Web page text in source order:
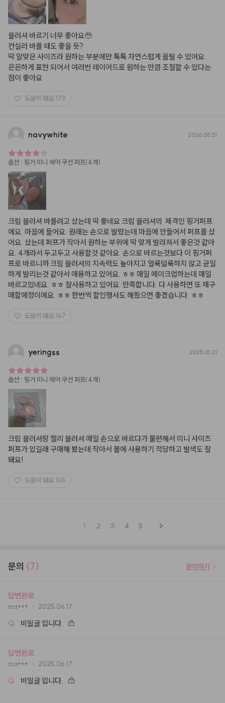
블러셔 바르기 너무 좋아요🥹
컨실러 바를 때도 좋을 듯?
딱 알맞은 사이즈라 원하는 부분에만 톡톡 자연스럽게 올릴 수 있어요
은은하게 표현 되어서 여러번 레이어드로 원하는 만큼 조절할 수 있다는
점이 좋아요
도움이 돼요 179
navywhite 2026.05.31
옵션 : 핑거 미니 에어 쿠션 퍼프(4개)
크림 블러셔 바를려고 샀는데 딱 좋네요 크림 블러셔의  제격인 핑거퍼프
에요. 마음에 들어요. 원래는 손으로 발랐는데 마음에 안들어서 퍼프를 샀
어요. 샀는데 퍼프가 작아서 원하는 부위에 딱 맞게 발라져서 좋은것 같아
요. 4개라서 두고두고 사용할것 같아요. 손으로 바르는것보다 이 핑거퍼
프로 바르니까 크림 블러셔의 지속력도 높아지고 얼룩덜룩하지 않고 균일
하게 발리는것 같아서 애용하고 있어요. ㅎㅎ 매일 메이크업하는데 매일
바르고있네요. ㅎㅎ 잘사용하고 있어요. 만족합니다. 다 사용하면 또 재구
매할예정이에요. ㅎㅎ 한번씩 할인행사도 해줬으면 좋겠습니다. ㅎㅎ
도움이 돼요 167
yeringss 2025.01.21
옵션 : 핑거 미니 에어 쿠션 퍼프(4개)
크림 블러셔랑 젤리 블러셔 매일 손으로 바르다가 불편해서 미니 사이즈
퍼프가 있길래 구매해 봤는데 작아서 볼에 사용하기 적당하고 발색도 잘
돼요!
도움이 돼요 165
1 2 3 4 5
문의 (7) 문의하기
답변완료
ma*** 2025.06.17
Q 비밀글 입니다.
답변완료
ma*** 2025.06.17
Q 비밀글 입니다.